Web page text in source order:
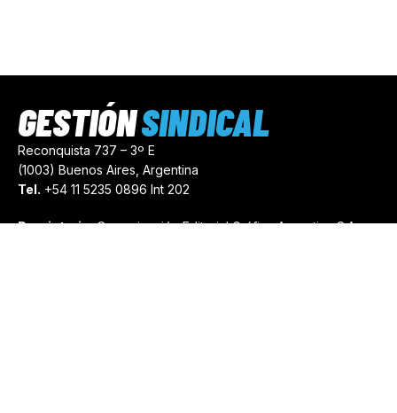
Reconquista 737 – 3º E
(1003) Buenos Aires, Argentina
Tel. +54 11 5235 0896 Int 202
Propietario:Comunicación Editorial Gráfica Argentina S.A.
GESTIÓNSINDICAL